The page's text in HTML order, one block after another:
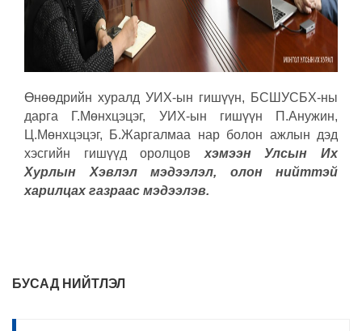
Өнөөдрийн хуралд УИХ-ын гишүүн, БСШУСБХ-ны
дарга Г.Мөнхцэцэг, УИХ-ын гишүүн П.Анужин,
Ц.Мөнхцэцэг, Б.Жаргалмаа нар болон ажлын дэд
хэсгийн гишүүд оролцов хэмээн Улсын Их
Хурлын Хэвлэл мэдээлэл, олон нийттэй
харилцах газраас мэдээлэв.
БУСАД НИЙТЛЭЛ